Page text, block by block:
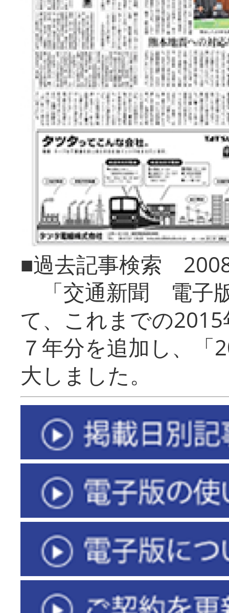
■過去記事検索
「交通新聞 電子
て、これまでの
７年分を追加し、「
大しまし